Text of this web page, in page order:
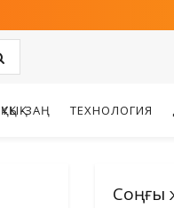
ҚҰҚЫҚ-ЗАҢ ТЕХНОЛОГИЯ
Соңғы